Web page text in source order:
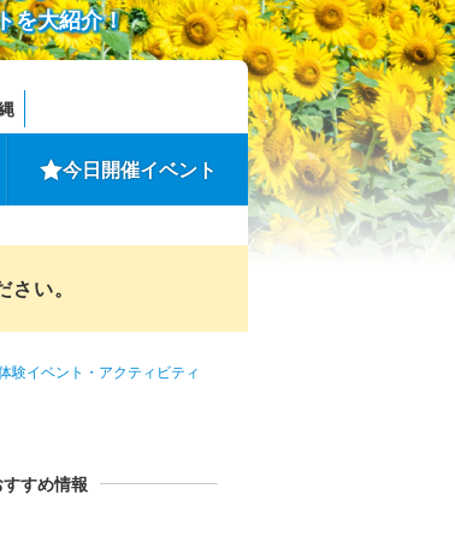
を大紹介！
今日開催イベント
い。
験イベント・アクティビティ
すすめ情報